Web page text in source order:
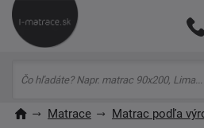
Matrace
Matrac podľa